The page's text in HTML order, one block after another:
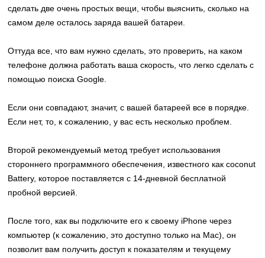
сделать две очень простых вещи, чтобы выяснить, сколько на
самом деле осталось заряда вашей батареи.
Оттуда все, что вам нужно сделать, это проверить, на каком
телефоне должна работать ваша скорость, что легко сделать с
помощью поиска Google.
Если они совпадают, значит, с вашей батареей все в порядке.
Если нет, то, к сожалению, у вас есть несколько проблем.
Второй рекомендуемый метод требует использования
стороннего программного обеспечения, известного как coconut
Battery, которое поставляется с 14-дневной бесплатной
пробной версией.
После того, как вы подключите его к своему iPhone через
компьютер (к сожалению, это доступно только на Mac), он
позволит вам получить доступ к показателям и текущему